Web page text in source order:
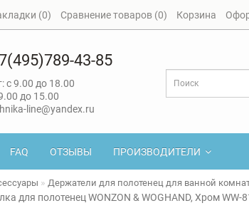
(0) Сравнение товаров (0) Корзина
43-85
с 9.00 до 18.00
до 15.00
line@yandex.ru
FAQ ОТЗЫВЫ ПРОИЗВОДИТЕЛИ
Держатели для полотенец для ванной
для полотенец WONZON & WOGHAND, Хром WW-